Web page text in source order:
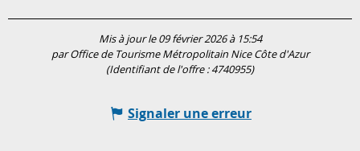
Mis à jour le 09 février 2026 à 15:54
par Office de Tourisme Métropolitain Nice Côte d'Azur
(Identifiant de l'offre :4740955)
Signaler une erreur